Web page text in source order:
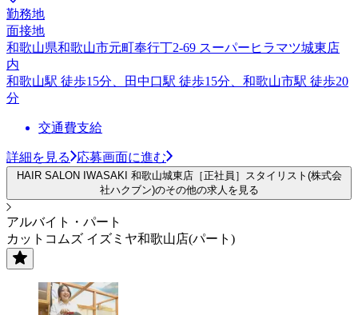
勤務地
面接地
和歌山県和歌山市元町奉行丁2-69 スーパーヒラマツ城東店
内
和歌山駅 徒歩15分、田中口駅 徒歩15分、和歌山市駅 徒歩20
分
交通費支給
詳細を見る 応募画面に進む
HAIR SALON IWASAKI 和歌山城東店［正社員］スタイリスト(株式会
社ハクブン)のその他の求人を見る
アルバイト・パート
カットコムズ イズミヤ和歌山店(パート)